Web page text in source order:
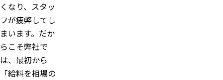
くなり、スタッ
フが疲弊してし
まいます。だか
らこそ弊社で
は、最初から
「給料を相場の